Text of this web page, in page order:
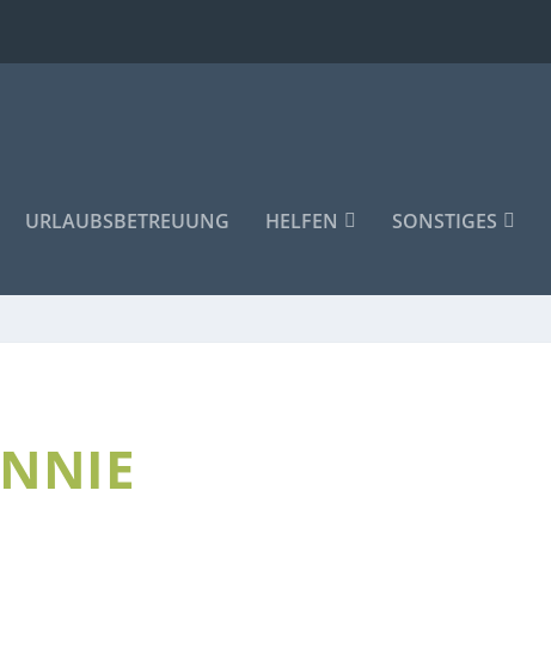
URLAUBSBETREUUNG HELFEN SONSTIGES